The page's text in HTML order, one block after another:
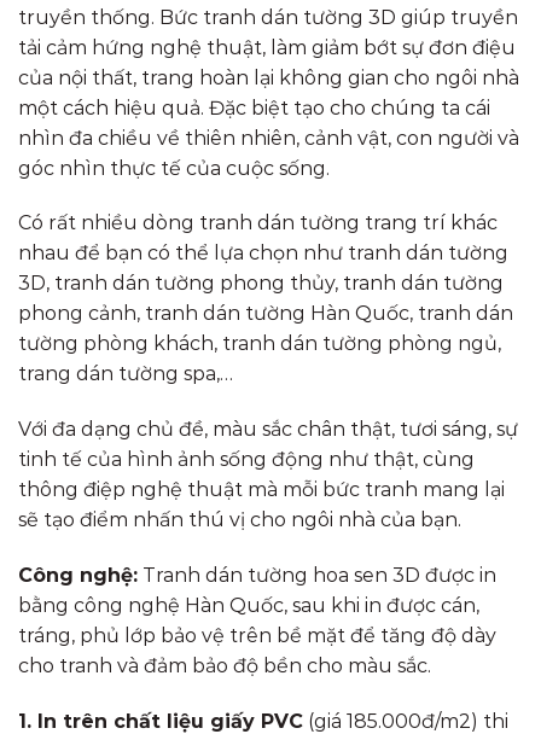
truyền thống. Bức tranh dán tường 3D giúp truyền
tải cảm hứng nghệ thuật, làm giảm bớt sự đơn điệu
của nội thất, trang hoàn lại không gian cho ngôi nhà
một cách hiệu quả. Đặc biệt tạo cho chúng ta cái
nhìn đa chiều về thiên nhiên, cảnh vật, con người và
góc nhìn thực tế của cuộc sống.
Có rất nhiều dòng tranh dán tường trang trí khác
nhau để bạn có thể lựa chọn như tranh dán tường
3D, tranh dán tường phong thủy, tranh dán tường
phong cảnh, tranh dán tường Hàn Quốc, tranh dán
tường phòng khách, tranh dán tường phòng ngủ,
trang dán tường spa,…
Với đa dạng chủ đề, màu sắc chân thật, tươi sáng, sự
tinh tế của hình ảnh sống động như thật, cùng
thông điệp nghệ thuật mà mỗi bức tranh mang lại
sẽ tạo điểm nhấn thú vị cho ngôi nhà của bạn.
Công nghệ: Tranh dán tường hoa sen 3D được in
bằng công nghệ Hàn Quốc, sau khi in được cán,
tráng, phủ lớp bảo vệ trên bề mặt để tăng độ dày
cho tranh và đảm bảo độ bền cho màu sắc.
1. In trên chất liệu giấy PVC (giá 185.000đ/m2) thi